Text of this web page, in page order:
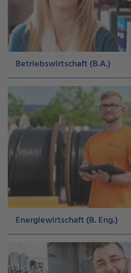
Betriebswirtschaft (B.A.)
Energiewirtschaft (B. Eng.)